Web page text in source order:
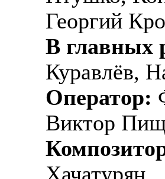
Георгий
В главных
Куравлёв,
Оператор:
Виктор
Хачатурян